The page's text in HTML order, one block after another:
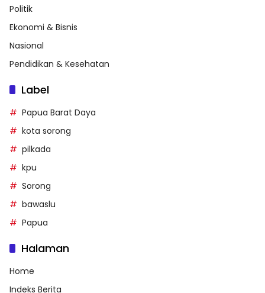
Politik
Ekonomi & Bisnis
Nasional
Pendidikan & Kesehatan
Label
Papua Barat Daya
kota sorong
pilkada
kpu
Sorong
bawaslu
Papua
Halaman
Home
Indeks Berita